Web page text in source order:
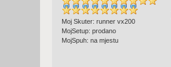
Moj Skuter: runner vx200
MojSetup: prodano
MojSpuh: na mjestu